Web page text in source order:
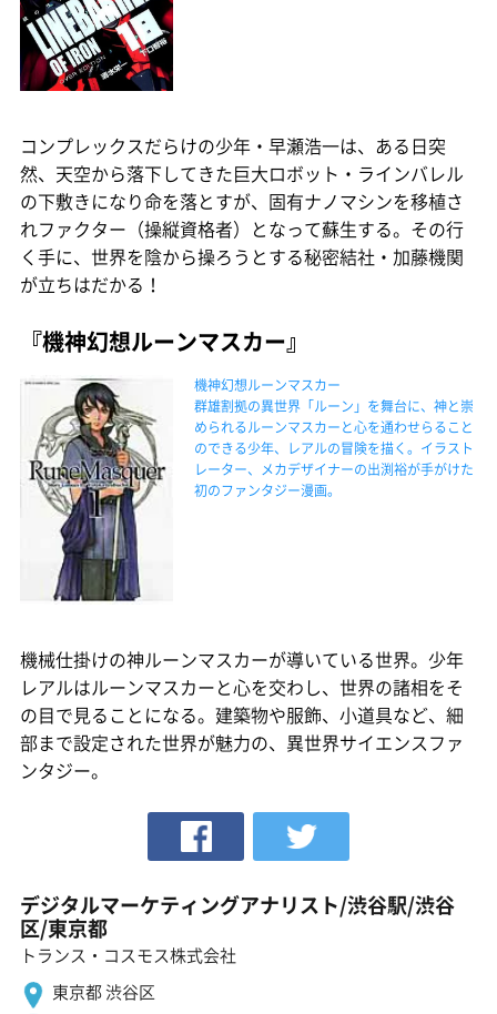
コンプレックスだらけの少年・早瀬浩一は、ある日突
然、天空から落下してきた巨大ロボット・ラインバレル
の下敷きになり命を落とすが、固有ナノマシンを移植さ
れファクター（操縦資格者）となって蘇生する。その行
く手に、世界を陰から操ろうとする秘密結社・加藤機関
が立ちはだかる！
『機神幻想ルーンマスカー』
機神幻想ルーンマスカー
群雄割拠の異世界「ルーン」を舞台に、神と崇
められるルーンマスカーと心を通わせらること
のできる少年、レアルの冒険を描く。イラスト
レーター、メカデザイナーの出渕裕が手がけた
初のファンタジー漫画。
機械仕掛けの神ルーンマスカーが導いている世界。少年
レアルはルーンマスカーと心を交わし、世界の諸相をそ
の目で見ることになる。建築物や服飾、小道具など、細
部まで設定された世界が魅力の、異世界サイエンスファ
ンタジー。
デジタルマーケティングアナリスト/渋谷駅/渋谷
区/東京都
トランス・コスモス株式会社
東京都 渋谷区